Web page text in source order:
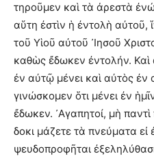
τηροῦμεν καὶ τὰ ἀρεστὰ
αὕτη ἐστὶν ἡ ἐντολὴ αὐτοῦ,
τοῦ Υἱοῦ αὐτοῦ ᾽Ιησοῦ
καθὼς ἔδωκεν ἐντολήν.
ἐν αὐτῷ μένει καὶ αὐτὸς ἐν
γινώσκομεν ὅτι μένει ἐν
ἔδωκεν. ᾽Αγαπητοί, μὴ
δοκι μάζετε τὰ πνεύματα εἰ
ψευδοπροφῆται